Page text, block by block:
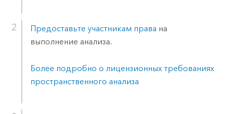
Предоставьте участникам права на
выполнение анализа.
Более подробно о лицензионных требованиях
пространственного анализа